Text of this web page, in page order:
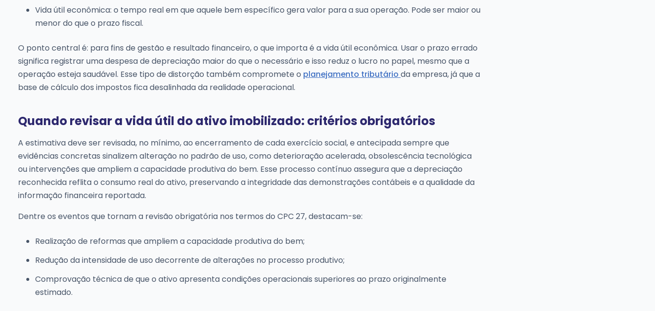
Vida útil econômica: o tempo real em que aquele bem específico gera valor para a sua operação. Pode ser maior ou
menor do que o prazo fiscal.
O ponto central é: para fins de gestão e resultado financeiro, o que importa é a vida útil econômica. Usar o prazo errado
significa registrar uma despesa de depreciação maior do que o necessário e isso reduz o lucro no papel, mesmo que a
operação esteja saudável. Esse tipo de distorção também compromete o planejamento tributário da empresa, já que a
base de cálculo dos impostos fica desalinhada da realidade operacional.
Quando revisar a vida útil do ativo imobilizado: critérios obrigatórios
A estimativa deve ser revisada, no mínimo, ao encerramento de cada exercício social, e antecipada sempre que
evidências concretas sinalizem alteração no padrão de uso, como deterioração acelerada, obsolescência tecnológica
ou intervenções que ampliem a capacidade produtiva do bem. Esse processo contínuo assegura que a depreciação
reconhecida reflita o consumo real do ativo, preservando a integridade das demonstrações contábeis e a qualidade da
informação financeira reportada.
Dentre os eventos que tornam a revisão obrigatória nos termos do CPC 27, destacam-se:
Realização de reformas que ampliem a capacidade produtiva do bem;
Redução da intensidade de uso decorrente de alterações no processo produtivo;
Comprovação técnica de que o ativo apresenta condições operacionais superiores ao prazo originalmente
estimado.